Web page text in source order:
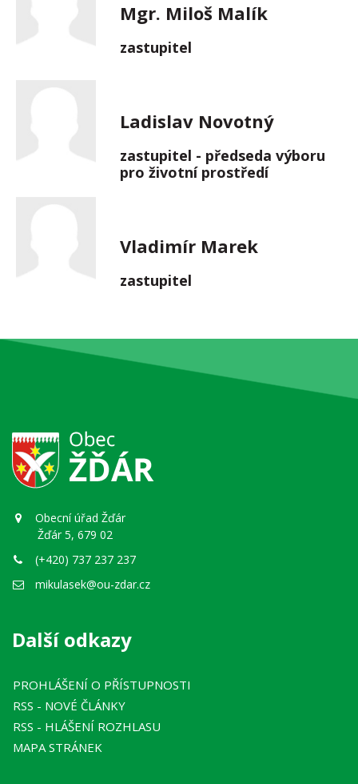
Mgr. Miloš Malík
zastupitel
Ladislav Novotný
zastupitel - předseda výboru
pro životní prostředí
Vladimír Marek
zastupitel
Obecní úřad Žďár
Žďár 5, 679 02
(+420) 737 237 237
mikulasek@ou-zdar.cz
Další odkazy
PROHLÁŠENÍ O PŘÍSTUPNOSTI
RSS - NOVÉ ČLÁNKY
RSS - HLÁŠENÍ ROZHLASU
MAPA STRÁNEK